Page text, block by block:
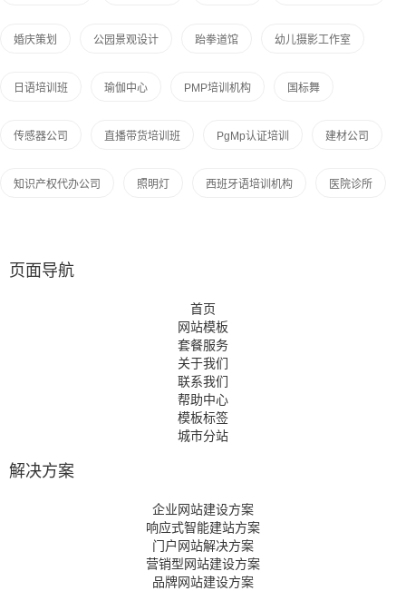
婚庆策划 公园景观设计 跆拳道馆 幼儿摄影工作室
日语培训班 瑜伽中心 PMP培训机构 国标舞
传感器公司 直播带货培训班 PgMp认证培训 建材公司
知识产权代办公司 照明灯 西班牙语培训机构 医院诊所
页面导航
首页
网站模板
套餐服务
关于我们
联系我们
帮助中心
模板标签
城市分站
解决方案
企业网站建设方案
响应式智能建站方案
门户网站解决方案
营销型网站建设方案
品牌网站建设方案